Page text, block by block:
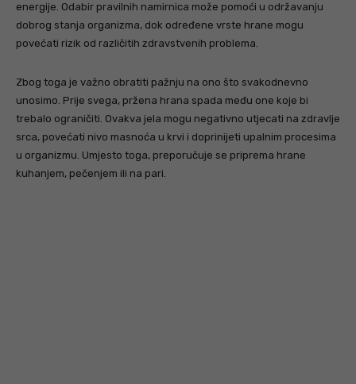
energije. Odabir pravilnih namirnica može pomoći u održavanju
dobrog stanja organizma, dok određene vrste hrane mogu
povećati rizik od različitih zdravstvenih problema.
Zbog toga je važno obratiti pažnju na ono što svakodnevno
unosimo. Prije svega, pržena hrana spada među one koje bi
trebalo ograničiti. Ovakva jela mogu negativno utjecati na zdravlje
srca, povećati nivo masnoća u krvi i doprinijeti upalnim procesima
u organizmu. Umjesto toga, preporučuje se priprema hrane
kuhanjem, pečenjem ili na pari.